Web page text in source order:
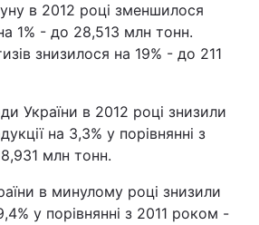
в 2012 році зменшилося
1% - до 28,513 млн тонн.
знизилося на 19% - до 211
України в 2012 році знизили
на 3,3% у порівнянні з
млн тонн.
в минулому році знизили
у порівнянні з 2011 роком -